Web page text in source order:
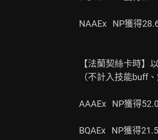
NAAEx   NP獲得
【法蘭契絲卡時】
（不計入技能buff
AAAEx   NP獲得
BQAEx   NP獲得